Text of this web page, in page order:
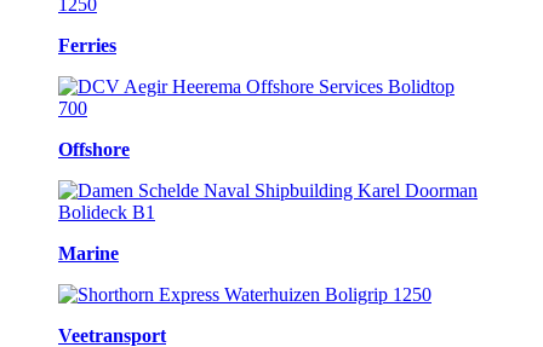
Ferries
Offshore
Marine
Veetransport